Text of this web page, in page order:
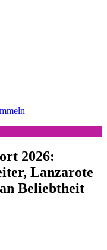
2026:
Lanzarote
Beliebtheit